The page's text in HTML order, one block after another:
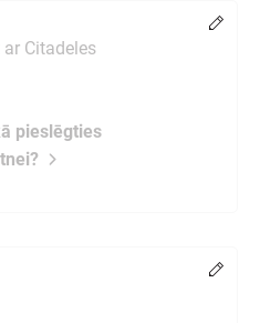
Citadeles
pieslēgties